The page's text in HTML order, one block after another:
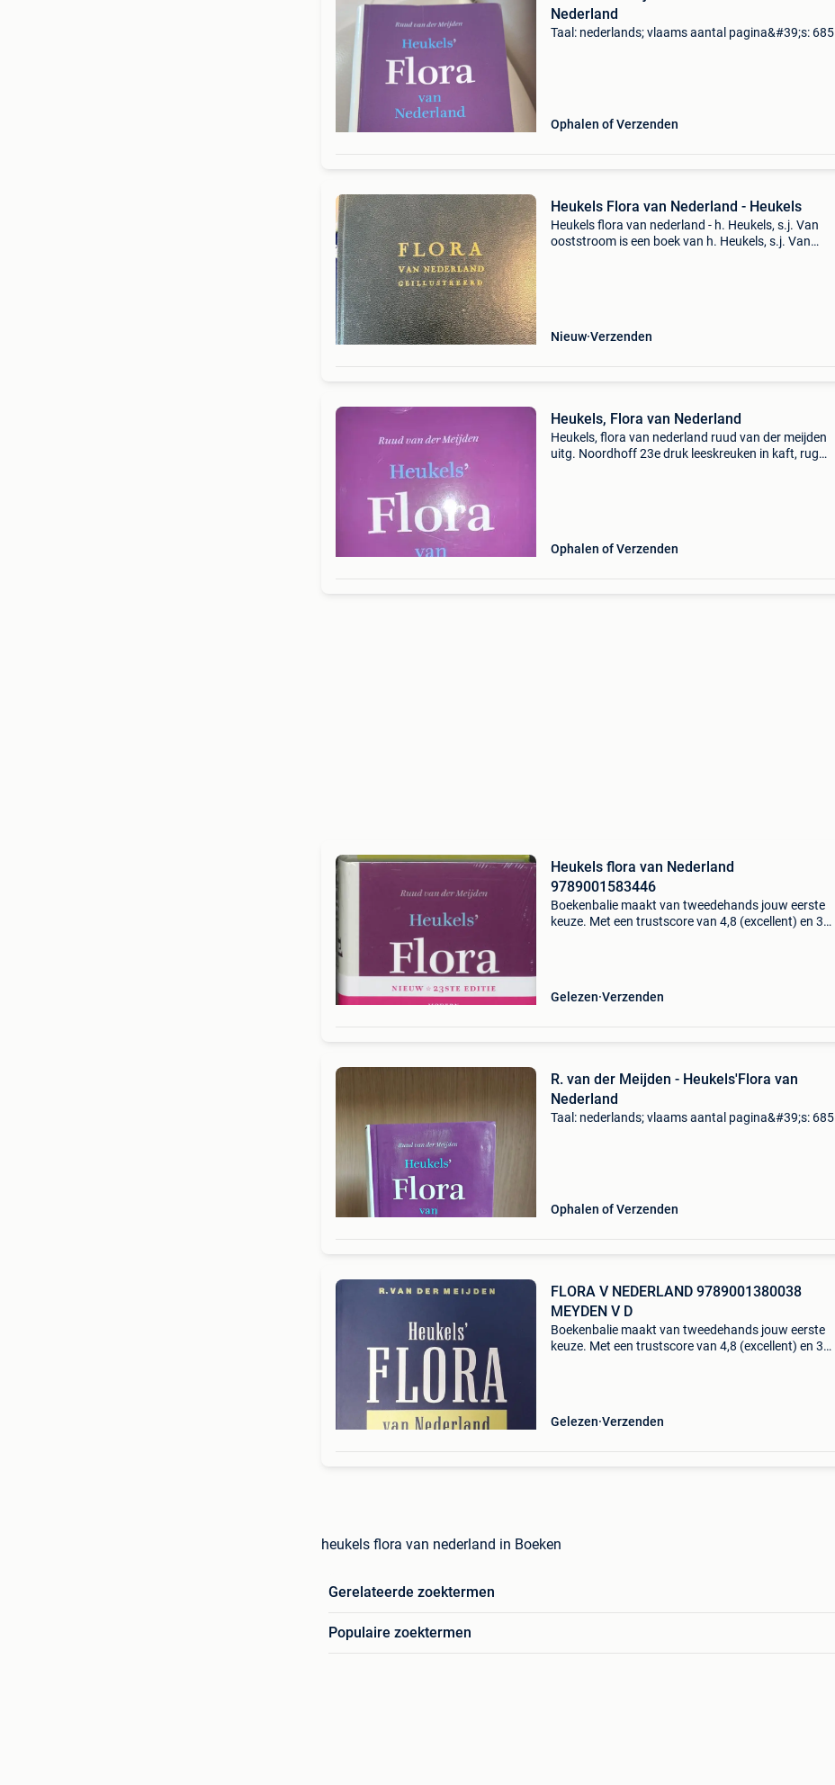
Nederland
Taal: nederlands; vlaams aantal pagina&#39;s: 685
Ophalen of Verzenden
Heukels Flora van Nederland - Heukels
Heukels flora van nederland - h. Heukels, s.j. Van
ooststroom is een boek van h. Heukels, s.j. Van
Nieuw Verzenden
Heukels, Flora van Nederland
Heukels, flora van nederland ruud van der meijden
uitg. Noordhoff 23e druk leeskreuken in kaft, rug
Ophalen of Verzenden
Heukels flora van Nederland
9789001583446
Boekenbalie maakt van tweedehands jouw eerste
keuze. Met een trustscore van 4,8 (excellent) en 30
Gelezen Verzenden
R. van der Meijden - Heukels'Flora van
Nederland
Taal: nederlands; vlaams aantal pagina&#39;s: 685
Ophalen of Verzenden
FLORA V NEDERLAND 9789001380038
MEYDEN V D
Boekenbalie maakt van tweedehands jouw eerste
keuze. Met een trustscore van 4,8 (excellent) en 30
Gelezen Verzenden
heukels flora van nederland in Boeken
Gerelateerde zoektermen
Populaire zoektermen